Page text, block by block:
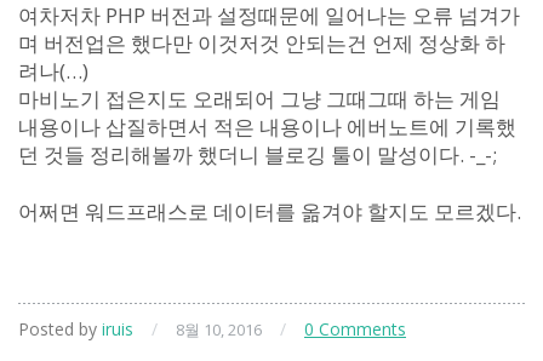
여차저차 PHP 버전과 설정때문에 일어나는 오류 넘겨가
며 버전업은 했다만 이것저것 안되는건 언제 정상화 하
려나(…)
마비노기 접은지도 오래되어 그냥 그때그때 하는 게임
내용이나 삽질하면서 적은 내용이나 에버노트에 기록했
던 것들 정리해볼까 했더니 블로깅 툴이 말성이다. -_-;
어쩌면 워드프래스로 데이터를 옮겨야 할지도 모르겠다.
Posted by iruis / 8월 10, 2016 / 0 Comments